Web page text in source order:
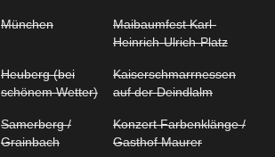
München
Maibaumfest Karl-
Heinrich-Ulrich-Platz
Heuberg (bei
schönem Wetter)
Kaiserschmarrnessen
auf der Deindlalm
Samerberg /
Grainbach
Konzert Farbenklänge /
Gasthof Maurer